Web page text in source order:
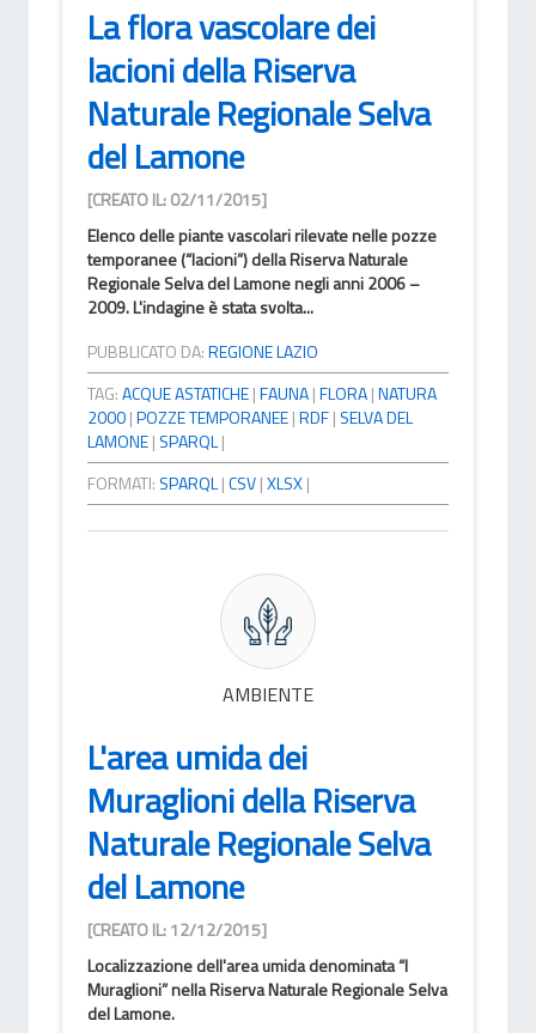
La flora vascolare dei
lacioni della Riserva
Naturale Regionale Selva
del Lamone
[CREATO IL: 02/11/2015]
Elenco delle piante vascolari rilevate nelle pozze
temporanee (“lacioni”) della Riserva Naturale
Regionale Selva del Lamone negli anni 2006 –
2009. L'indagine è stata svolta...
PUBBLICATO DA:REGIONE LAZIO
TAG:ACQUE ASTATICHE|FAUNA|FLORA|NATURA
2000|POZZE TEMPORANEE|RDF| SELVA DEL
LAMONE| SPARQL|
FORMATI: SPARQL|CSV|XLSX|
AMBIENTE
L'area umida dei
Muraglioni della Riserva
Naturale Regionale Selva
del Lamone
[CREATO IL: 12/12/2015]
Localizzazione dell'area umida denominata “I
Muraglioni” nella Riserva Naturale Regionale Selva
del Lamone.